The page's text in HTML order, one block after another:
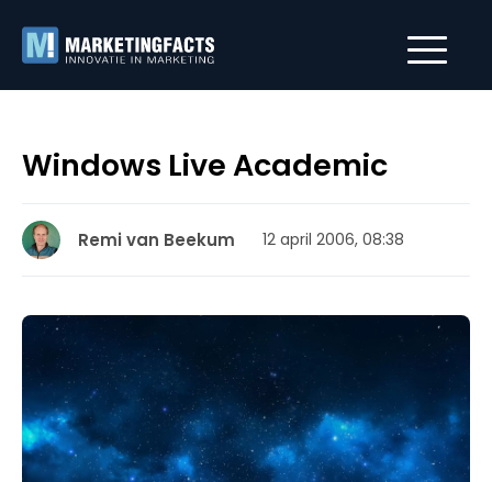
Windows Live Academic
Remi van Beekum 12 april 2006, 08:38